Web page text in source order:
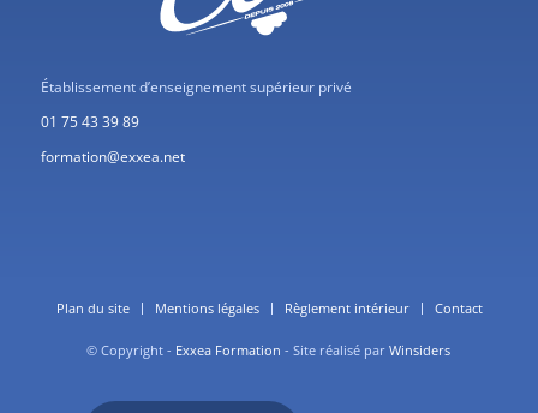
Établissement d’enseignement supérieur privé
01 75 43 39 89
formation@exxea.net
© Copyright - Exxea Formation - Site réalisé parWinsiders
Plan du site Mentions légales Règlement intérieur Contact